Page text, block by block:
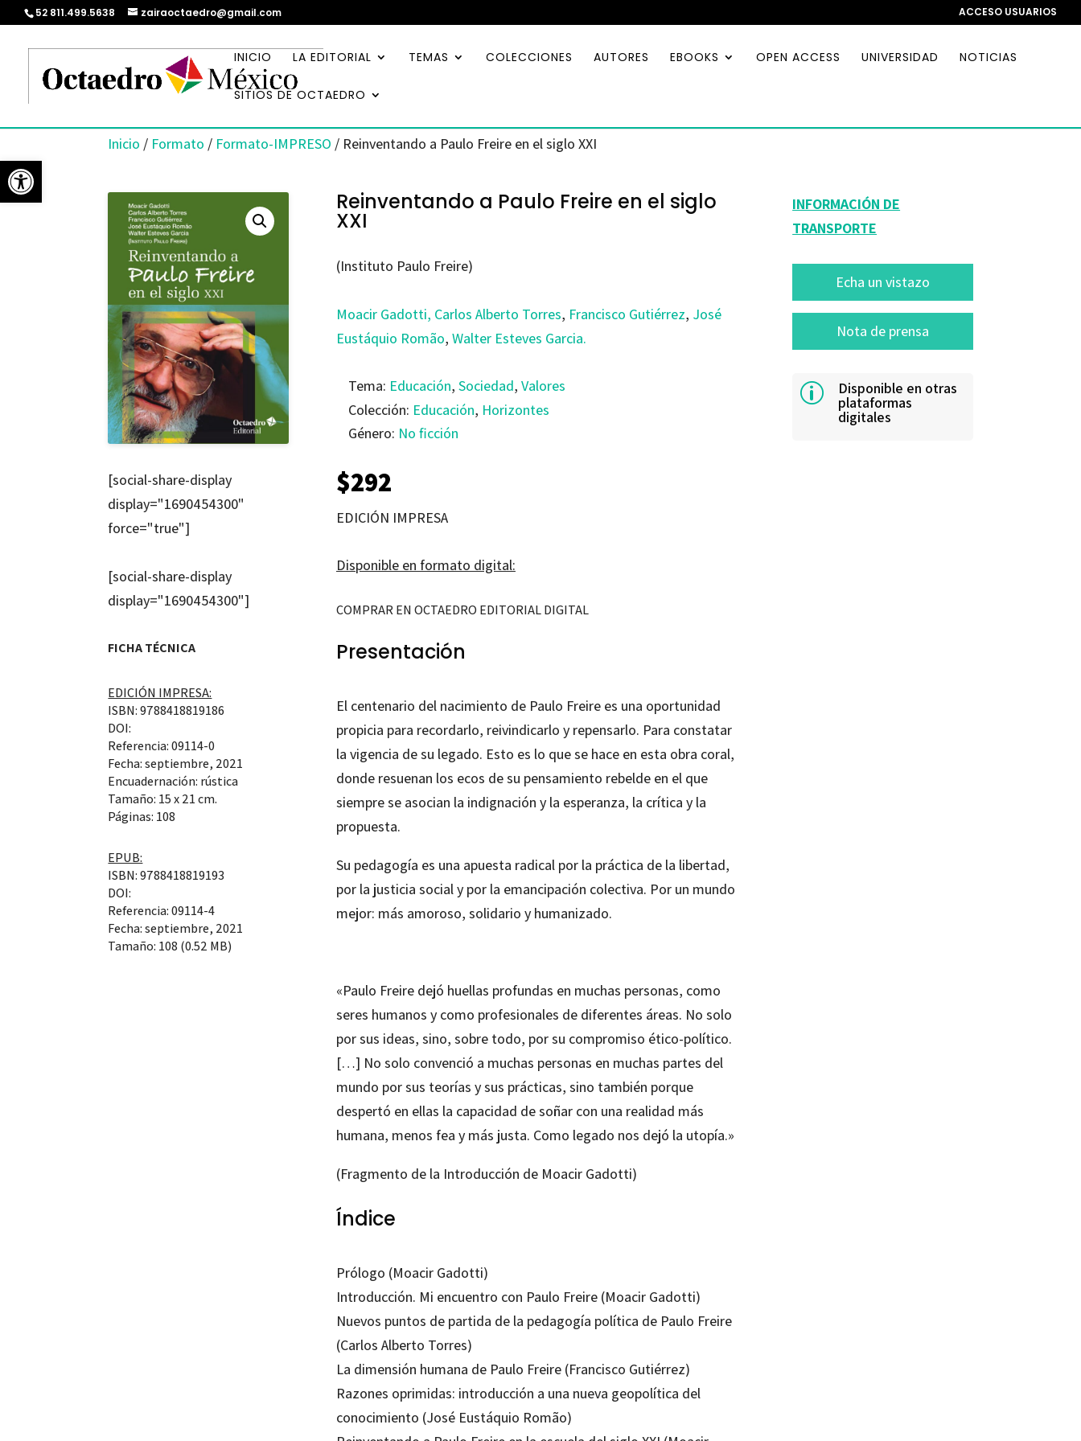
Abrir barra de herramientas
52 811.499.5638 zairaoctaedro@gmail.com ACCESO USUARIOS
INICIO LA EDITORIAL TEMAS COLECCIONES AUTORES EBOOKS OPEN ACCESS UNIVERSIDAD NOTICIAS
SITIOS DE OCTAEDRO
Inicio / Formato / Formato-IMPRESO / Reinventando a Paulo Freire en el siglo XXI
[social-share-display
display="1690454300"
force="true"]
[social-share-display
display="1690454300"]
FICHA TÉCNICA
EDICIÓN IMPRESA:
ISBN: 9788418819186
DOI:
Referencia: 09114-0
Fecha: septiembre, 2021
Encuadernación: rústica
Tamaño: 15 x 21 cm.
Páginas: 108
EPUB:
ISBN: 9788418819193
DOI:
Referencia: 09114-4
Fecha: septiembre, 2021
Tamaño: 108 (0.52 MB)
Reinventando a Paulo Freire en el siglo
XXI
(Instituto Paulo Freire)
Moacir Gadotti, Carlos Alberto Torres, Francisco Gutiérrez, José
Eustáquio Romão, Walter Esteves Garcia.
Tema: Educación, Sociedad, Valores
Colección: Educación, Horizontes
Género: No ficción
$292
EDICIÓN IMPRESA
Disponible en formato digital:
COMPRAR EN OCTAEDRO EDITORIAL DIGITAL
Presentación
El centenario del nacimiento de Paulo Freire es una oportunidad
propicia para recordarlo, reivindicarlo y repensarlo. Para constatar
la vigencia de su legado. Esto es lo que se hace en esta obra coral,
donde resuenan los ecos de su pensamiento rebelde en el que
siempre se asocian la indignación y la esperanza, la crítica y la
propuesta.
Su pedagogía es una apuesta radical por la práctica de la libertad,
por la justicia social y por la emancipación colectiva. Por un mundo
mejor: más amoroso, solidario y humanizado.
«Paulo Freire dejó huellas profundas en muchas personas, como
seres humanos y como profesionales de diferentes áreas. No solo
por sus ideas, sino, sobre todo, por su compromiso ético-político.
[…] No solo convenció a muchas personas en muchas partes del
mundo por sus teorías y sus prácticas, sino también porque
despertó en ellas la capacidad de soñar con una realidad más
humana, menos fea y más justa. Como legado nos dejó la utopía.»
(Fragmento de la Introducción de Moacir Gadotti)
Índice
Prólogo (Moacir Gadotti)
Introducción. Mi encuentro con Paulo Freire (Moacir Gadotti)
Nuevos puntos de partida de la pedagogía política de Paulo Freire
(Carlos Alberto Torres)
La dimensión humana de Paulo Freire (Francisco Gutiérrez)
Razones oprimidas: introducción a una nueva geopolítica del
conocimiento (José Eustáquio Romão)
INFORMACIÓN DE
TRANSPORTE
Echa un vistazo
Nota de prensa
p Disponible en otras
plataformas
digitales